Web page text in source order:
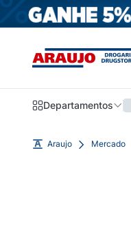
Departamentos
Araujo Mercado